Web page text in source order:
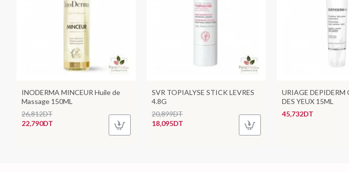
INODERMA MINCEUR Huile de
Massage 150ML
22,790DT
26,812DT
SVR TOPIALYSE STICK LEVRES
4.8G
18,095DT
20,899DT
URIAGE DEPIDERM
DES YEUX 15ML
45,732DT